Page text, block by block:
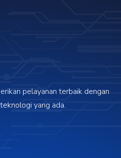
pelayanan terbaik dengan
yang ada.